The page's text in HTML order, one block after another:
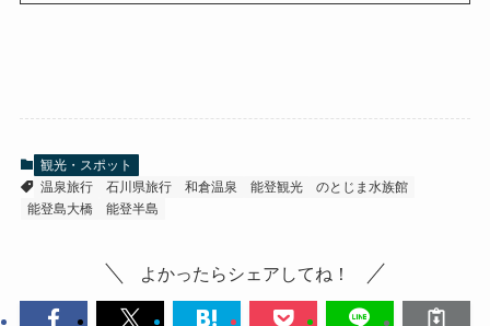
観光・スポット
温泉旅行
石川県旅行 和倉温泉 能登観光
のとじま水族館
能登島大橋
能登半島
よかったらシェアしてね！